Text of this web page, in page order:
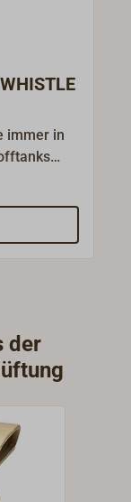
immer in
die
der
der